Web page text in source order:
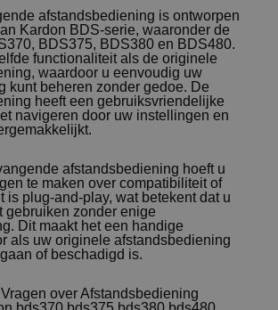
afstandsbediening is ontworpen
Kardon BDS-serie, waaronder de
BDS375, BDS380 en BDS480.
functionaliteit als de originele
waardoor u eenvoudig uw
kunt beheren zonder gedoe. De
heeft een gebruiksvriendelijke
navigeren door uw instellingen en
afstandsbediening hoeft u
te maken over compatibiliteit of
is plug-and-play, wat betekent dat u
gebruiken zonder enige
Dit maakt het een handige
als uw originele afstandsbediening
of beschadigd is.
over Afstandsbediening